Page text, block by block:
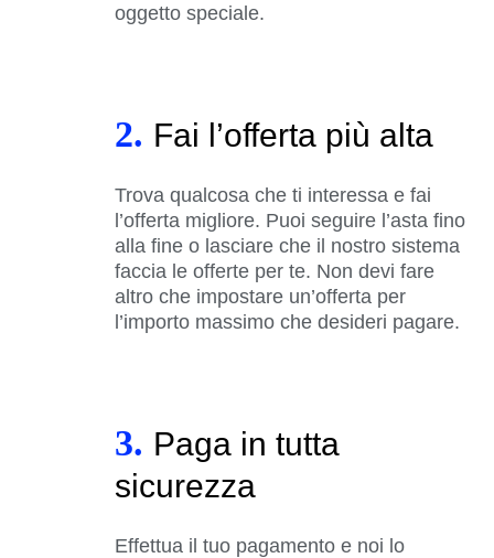
oggetto speciale.
2. Fai l’offerta più alta
Trova qualcosa che ti interessa e fai
l’offerta migliore. Puoi seguire l’asta fino
alla fine o lasciare che il nostro sistema
faccia le offerte per te. Non devi fare
altro che impostare un’offerta per
l’importo massimo che desideri pagare.
3. Paga in tutta
sicurezza
Effettua il tuo pagamento e noi lo